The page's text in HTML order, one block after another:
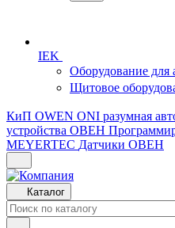
IEK
Оборудование для
Щитовое
КиП OWEN ONI разумная
устройства ОВЕН
MEYERTEC Датчики ОВЕН
Каталог